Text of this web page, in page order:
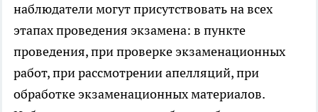
наблюдатели могут присутствовать на всех
этапах проведения экзамена: в пункте
проведения, при проверке экзаменационных
работ, при рассмотрении апелляций, при
обработке экзаменационных материалов.